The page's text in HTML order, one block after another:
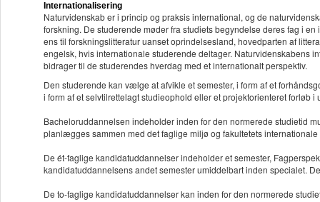
Internationalisering
Naturvidenskab er i princip og praksis international, og de
forskning. De studerende møder fra studiets begyndelse deres fag i
ens til forskningslitteratur uanset oprindelsesland, hovedparten af
engelsk, hvis internationale studerende deltager. Naturvidenskabens
bidrager til de studerendes hverdag med et internationalt perspektiv.
Den studerende kan vælge at afvikle et semester, i form af et
i form af et selvtilrettelagt studieophold eller et projektorienteret forløb i
Bacheloruddannelsen indeholder inden for den normerede studietid
planlægges sammen med det faglige miljø og fakultetets internationale
De ét-faglige kandidatuddannelser indeholder et semester,
kandidatuddannelsens andet semester umiddelbart inden specialet.
De to-faglige kandidatuddannelser kan inden for den normerede